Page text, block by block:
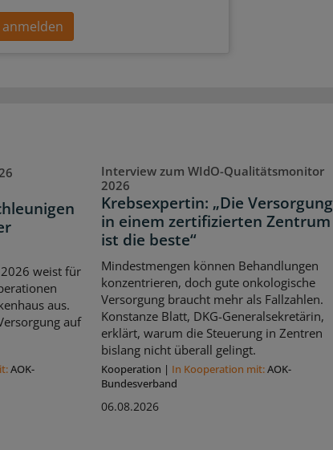
weist für
aus.
auf
AOK-
Interview zum WIdO-Qualitätsmonitor
2026
Krebsexpertin: „Die Versorgung
in einem zertifizierten Zentrum
ist die beste“
Mindestmengen können Behandlungen
konzentrieren, doch gute onkologische
Versorgung braucht mehr als Fallzahlen.
Konstanze Blatt, DKG-Generalsekretärin,
erklärt, warum die Steuerung in Zentren
bislang nicht überall gelingt.
Kooperation | In Kooperation mit:AOK-
Bundesverband
06.08.2026